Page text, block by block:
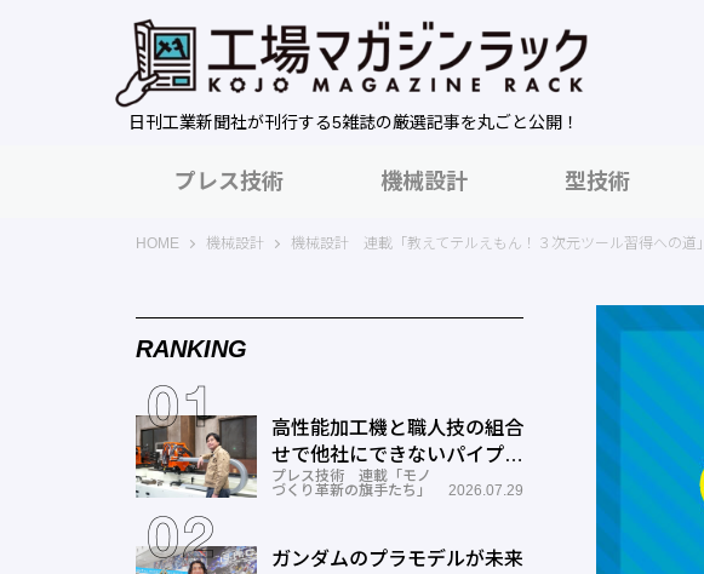
日刊工業新聞社が刊行する5雑誌の厳選記事を丸ごと公開！
プレス技術 機械設計 型技術
HOME 工場マガジンラック｜日刊工業新聞社
機械設計 機械設計 連載「教えてテルえもん！３次元ツール習得への道」
RANKING
高性能加工機と職人技の組合
せで他社にできないパイプ曲
げを実現―ミナミ技研
プレス技術 連載「モノ
づくり革新の旗手たち」
2026.07.29
ガンダムのプラモデルが未来